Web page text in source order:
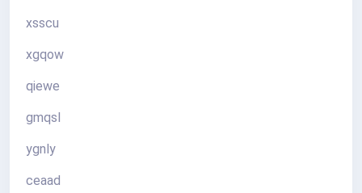
xsscu
xgqow
qiewe
gmqsl
ygnly
ceaad